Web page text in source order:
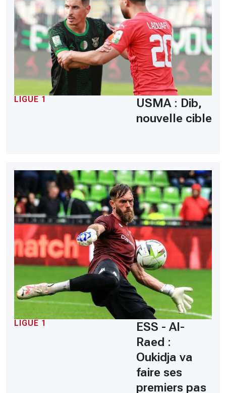
LIGUE 1
USMA : Dib,
nouvelle cible
LIGUE 1
ESS - Al-
Raed :
Oukidja va
faire ses
premiers pas